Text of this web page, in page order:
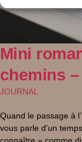
Mini
chemins
JOURNAL
Quand le passage à
vous parle d’un